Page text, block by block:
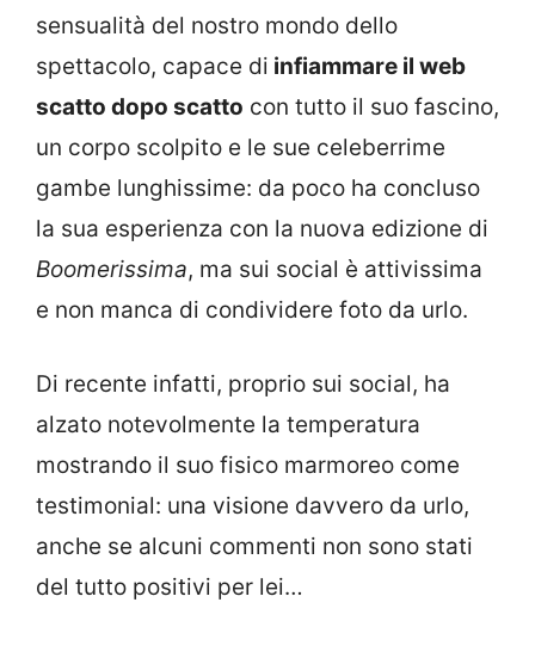
sensualità del nostro mondo dello
spettacolo, capace di infiammare il web
scatto dopo scatto con tutto il suo fascino,
un corpo scolpito e le sue celeberrime
gambe lunghissime: da poco ha concluso
la sua esperienza con la nuova edizione di
Boomerissima, ma sui social è attivissima
e non manca di condividere foto da urlo.
Di recente infatti, proprio sui social, ha
alzato notevolmente la temperatura
mostrando il suo fisico marmoreo come
testimonial: una visione davvero da urlo,
anche se alcuni commenti non sono stati
del tutto positivi per lei…